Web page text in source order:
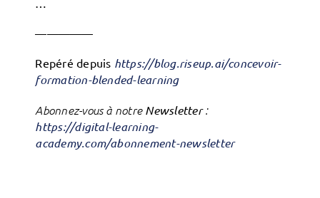
…
—————
Repéré depuis https://blog.riseup.ai/concevoir-
formation-blended-learning
Abonnez-vous à notre Newsletter:
https://digital-learning-
academy.com/abonnement-newsletter